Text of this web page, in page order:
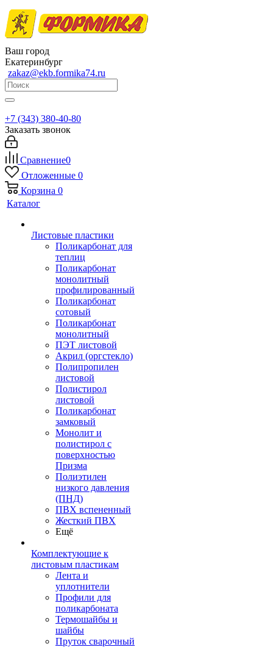
Ваш город
Екатеринбург
zakaz@ekb.formika74.ru
+7 (343) 380-40-80
Заказать звонок
Сравнение0
Отложенные 0
Корзина 0
Каталог
Листовые пластики
Поликарбонат для
теплиц
Поликарбонат
монолитный
профилированный
Поликарбонат
сотовый
Поликарбонат
монолитный
ПЭТ листовой
Акрил (оргстекло)
Полипропилен
листовой
Полистирол
листовой
Поликарбонат
замковый
Монолит и
полистирол с
поверхностью
Призма
Полиэтилен
низкого давления
(ПНД)
ПВХ вспененный
Жесткий ПВХ
Ещё
Комплектующие к
листовым пластикам
Лента и
уплотнители
Профили для
поликарбоната
Термошайбы и
шайбы
Пруток сварочный